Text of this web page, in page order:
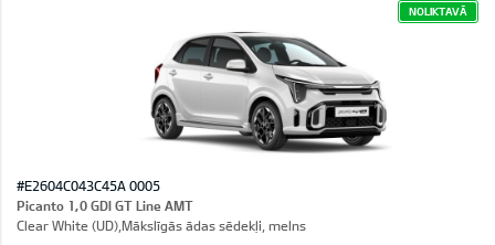
NOLIKTAVĀ
#E2604C043C45A 0005
Picanto 1,0 GDI GT Line AMT
Clear White (UD),Mākslīgās ādas sēdekļi, melns